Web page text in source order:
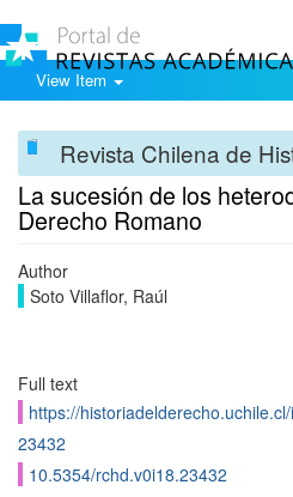
View Item
Revista Chilena de
La sucesión de los
Derecho Romano
Author
Soto Villaflor, Raúl
Full text
https://
23432
10.5354/rchd.v0i18.23432